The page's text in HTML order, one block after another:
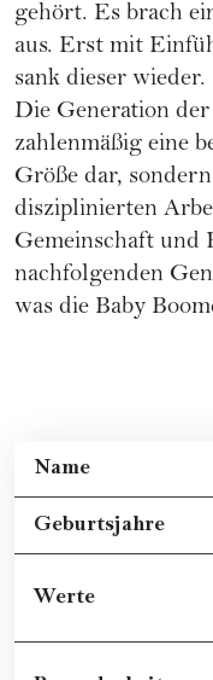
gehört. Es brach
aus. Erst mit
sank dieser wieder.
Die Generation
zahlenmäßig eine
Größe dar,
disziplinierten
Gemeinschaft und
nachfolgenden
was die Baby
Name
Geburtsjahre
Werte